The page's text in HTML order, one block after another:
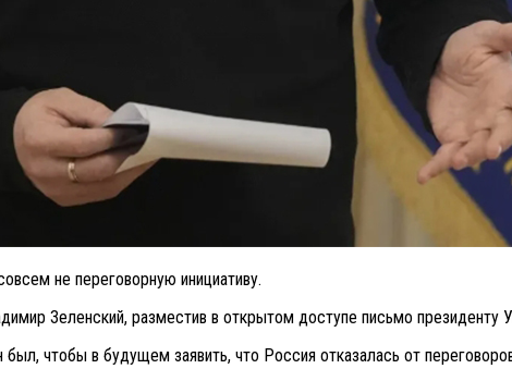
не переговорную инициативу.
Зеленский, разместив в открытом доступе письмо президенту
чтобы в будущем заявить, что Россия отказалась от